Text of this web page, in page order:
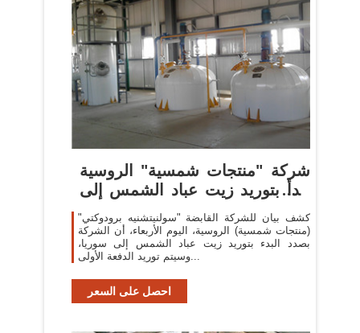
شركة "منتجات شمسية" الروسية
تبدأ بتوريد زيت عباد الشمس إلى
...
كشف بيان للشركة القابضة "سولنيتشنيه برودوكتي"
(منتجات شمسية) الروسية، اليوم الأربعاء، أن الشركة
بصدد البدء بتوريد زيت عباد الشمس إلى سوريا،
وسيتم توريد الدفعة الأولى...
احصل على السعر